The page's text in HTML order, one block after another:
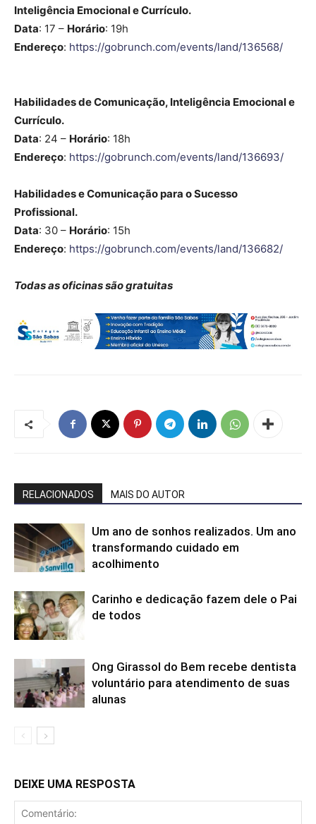
Inteligência Emocional e Currículo.
Data: 17 – Horário: 19h
Endereço: https://gobrunch.com/events/land/136568/
Habilidades de Comunicação, Inteligência Emocional e
Currículo.
Data: 24 – Horário: 18h
Endereço: https://gobrunch.com/events/land/136693/
Habilidades e Comunicação para o Sucesso
Profissional.
Data: 30 – Horário: 15h
Endereço: https://gobrunch.com/events/land/136682/
Todas as oficinas são gratuitas
RELACIONADOS MAIS DO AUTOR
Um ano de sonhos realizados. Um ano
transformando cuidado em
acolhimento
Carinho e dedicação fazem dele o Pai
de todos
Ong Girassol do Bem recebe dentista
voluntário para atendimento de suas
alunas
DEIXE UMA RESPOSTA